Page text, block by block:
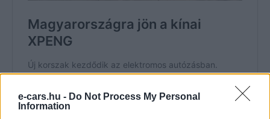
e-cars.hu - Do Not Process My Personal
Information